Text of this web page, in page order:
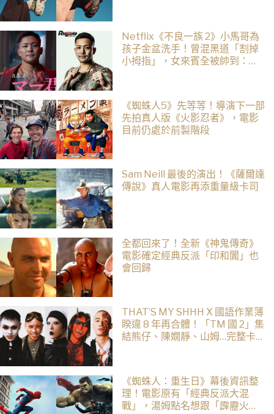
Netflix《不良一族 2》小馬哥為
孩子金盆洗手！曾混黑道「割掉
小拇指」，女來賓全被帥到：超
《蜘蛛人5》先等等！導演下一部
先拍真人版《火影忍者》，電影
目前仍處於前製階段
Sam Neill 最後的演出！《薩爾達
傳說》真人電影再添重量級卡司
全都回來了！全新《神鬼傳奇》
電影確定經典反派「印和闐」也
會回歸
THAT’S MY SHHH X 國語作業簿
睽違 8 年再合體！「TM 國 2」集
結熊仔、陳嫺靜、山姆…完整卡
《蜘蛛人：重生日》幕後資訊整
理！電影原有「經典反派大混
戰」，湯姆點名想跟「霹靂火」